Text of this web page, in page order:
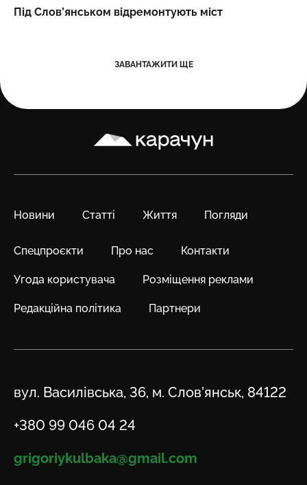
Під Слов’янськом відремонтують міст
ЗАВАНТАЖИТИ ЩЕ
Карачун
Новини Статті Життя Погляди
Спецпроєкти Про нас Контакти
Угода користувача Розміщення реклами
Редакційна політика Партнери
Адреса
вул. Василівська, 36, м. Слов’янськ, 84122
Телефон
+380 99 046 04 24
Email
grigoriykulbaka@gmail.com